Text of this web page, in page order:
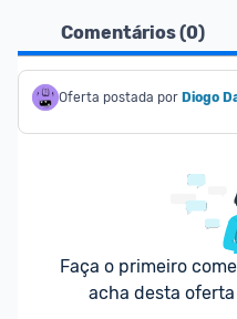
Comentários (0)
Oferta postada por Diogo
Faça o primeiro
acha desta